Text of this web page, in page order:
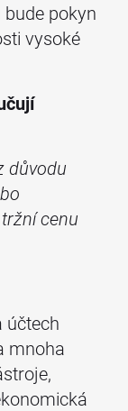
pokyn
vysoké
důvodu
cenu
účtech
mnoha